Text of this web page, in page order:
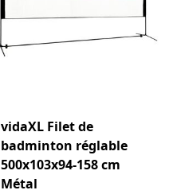
vidaXL Filet de
badminton réglable
500x103x94-158 cm
Métal